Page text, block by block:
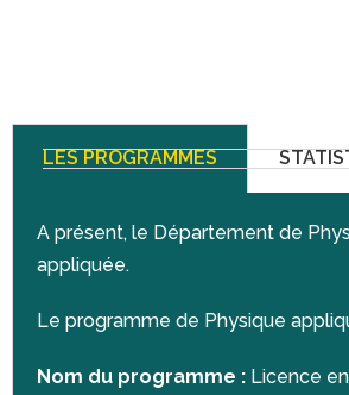
LES PROGRAMMES
A présent, le Département de
appliquée.
Le programme de Physique
Nom du programme : Licence